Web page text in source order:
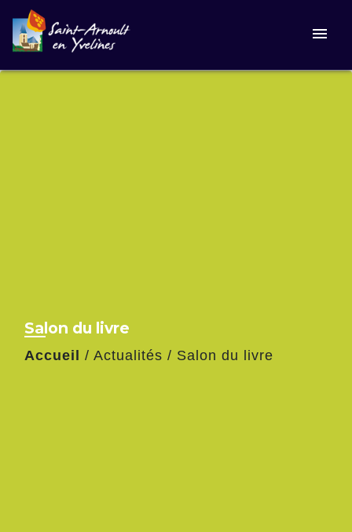
menu
Salon du livre
Accueil / Actualités / Salon du livre